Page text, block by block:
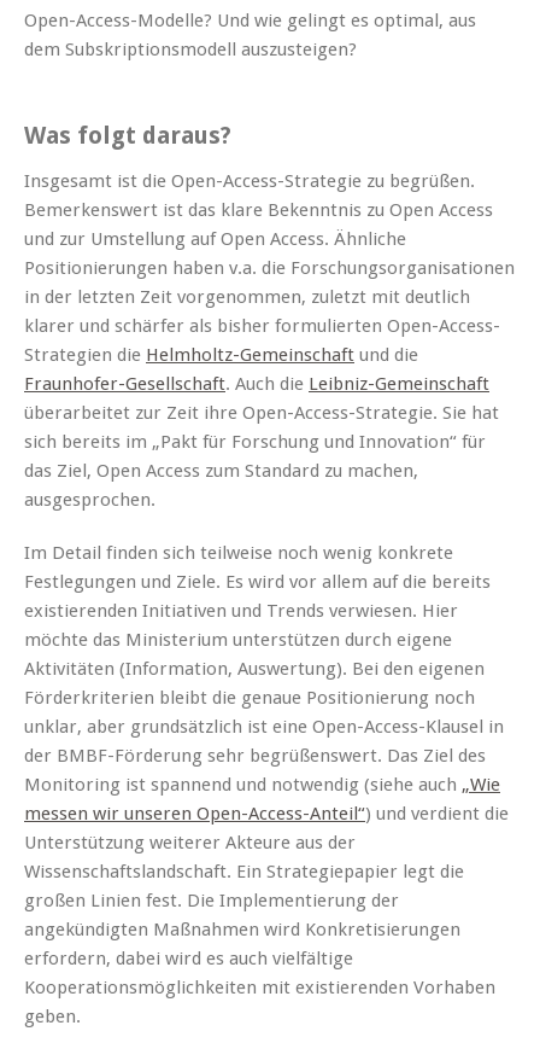
Open-Access-Modelle? Und wie gelingt es optimal, aus
dem Subskriptionsmodell auszusteigen?
Was folgt daraus?
Insgesamt ist die Open-Access-Strategie zu begrüßen.
Bemerkenswert ist das klare Bekenntnis zu Open Access
und zur Umstellung auf Open Access. Ähnliche
Positionierungen haben v.a. die Forschungsorganisationen
in der letzten Zeit vorgenommen, zuletzt mit deutlich
klarer und schärfer als bisher formulierten Open-Access-
Strategien die Helmholtz-Gemeinschaft und die
Fraunhofer-Gesellschaft. Auch die Leibniz-Gemeinschaft
überarbeitet zur Zeit ihre Open-Access-Strategie. Sie hat
sich bereits im „Pakt für Forschung und Innovation“ für
das Ziel, Open Access zum Standard zu machen,
ausgesprochen.
Im Detail finden sich teilweise noch wenig konkrete
Festlegungen und Ziele. Es wird vor allem auf die bereits
existierenden Initiativen und Trends verwiesen. Hier
möchte das Ministerium unterstützen durch eigene
Aktivitäten (Information, Auswertung). Bei den eigenen
Förderkriterien bleibt die genaue Positionierung noch
unklar, aber grundsätzlich ist eine Open-Access-Klausel in
der BMBF-Förderung sehr begrüßenswert. Das Ziel des
Monitoring ist spannend und notwendig (siehe auch „Wie
messen wir unseren Open-Access-Anteil“) und verdient die
Unterstützung weiterer Akteure aus der
Wissenschaftslandschaft. Ein Strategiepapier legt die
großen Linien fest. Die Implementierung der
angekündigten Maßnahmen wird Konkretisierungen
erfordern, dabei wird es auch vielfältige
Kooperationsmöglichkeiten mit existierenden Vorhaben
geben.